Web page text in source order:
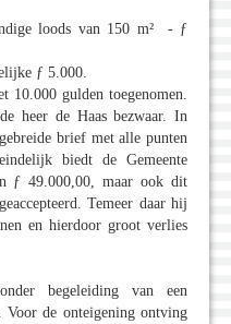
loods van 150 m² - ƒ
ƒ 5.000.
10.000 gulden toegenomen.
heer de Haas bezwaar. In
brief met alle punten
biedt de Gemeente
ƒ 49.000,00, maar ook dit
Temeer daar hij
en hierdoor groot verlies
begeleiding van een
Voor de onteigening ontving